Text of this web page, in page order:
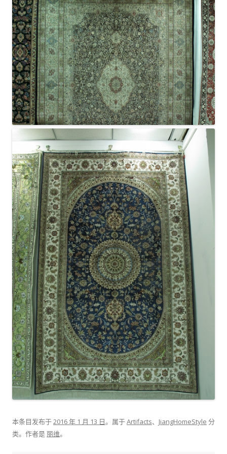
本条目发布于2016 年 1 月 13 日。属于Artifacts、 JiangHomeStyle 分
类。 作者是丽维。